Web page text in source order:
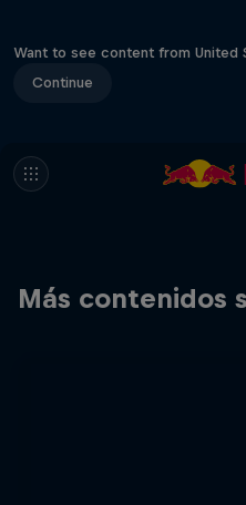
Want to see content from United
Continue
Más contenidos